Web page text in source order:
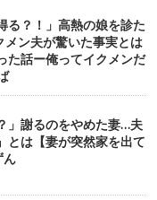
る？！」高熱の娘を診た
ン夫が驚いた事実とは
た話ー俺ってイクメンだ
」謝るのをやめた妻…夫
とは【妻が突然家を出て
ん